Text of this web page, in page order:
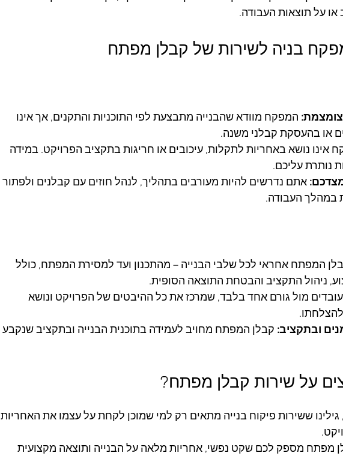
על תוצאות העבודה.
בניה לשירות של קבלן מפתח
המפקח מוודא שהבנייה מתבצעת לפי התוכניות והתקנים, אך אינו
או בהעסקת קבלני משנה.
אינו נושא באחריות לתקלות, עיכובים או חריגות בתקציב הפרויקט. במידה
נותרת עליכם.
אתם נדרשים להיות מעורבים בתהליך, לנהל חוזים עם קבלנים ולפתור
במהלך העבודה.
המפתח אחראי לכל שלבי הבנייה – מהתכנון ועד למסירת המפתח, כולל
ניהול התקציב והבטחת התוצאה הסופית.
מול גורם אחד בלבד, שמרכז את כל ההיבטים של הפרויקט ונושא
ובתקציב: קבלן המפתח מחויב לעמידה בתוכנית הבנייה ובתקציב שנקבע
על שירות קבלן מפתח?
ששירות פיקוח בנייה מתאים רק למי שמוכן לקחת על עצמו את האחריות
מפתח מספק לכם שקט נפשי, אחריות מלאה על הבנייה ותוצאה מקצועית